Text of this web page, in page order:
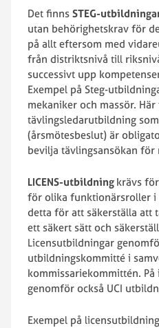
Det finns STEG-
utan behörighetskrav för
på allt eftersom med
från distriktsnivå till
successivt upp
Exempel på Steg-
mekaniker och massör.
tävlingsledarutbildning
(årsmötesbeslut) är
bevilja tävlingsansökan för
LICENS-utbildning krävs
för olika funktionärsroller i
detta för att säkerställa att
ett säkert sätt och
Licensutbildningar
utbildningskommitté i
kommissariekommittén.
genomför också UCI
Exempel på